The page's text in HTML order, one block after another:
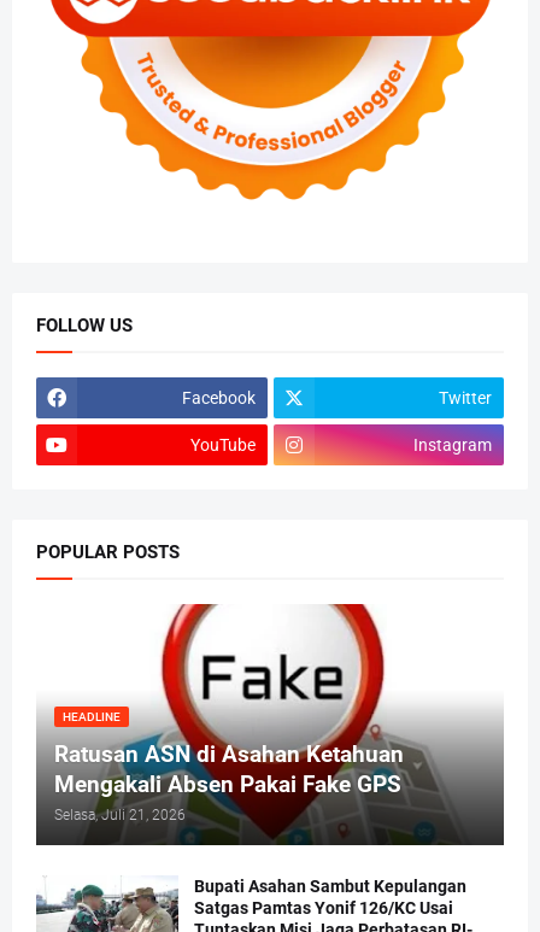
FOLLOW US
Facebook Twitter
YouTube Instagram
POPULAR POSTS
HEADLINE
Ratusan ASN di Asahan Ketahuan
Mengakali Absen Pakai Fake GPS
Selasa, Juli 21, 2026
Bupati Asahan Sambut Kepulangan
Satgas Pamtas Yonif 126/KC Usai